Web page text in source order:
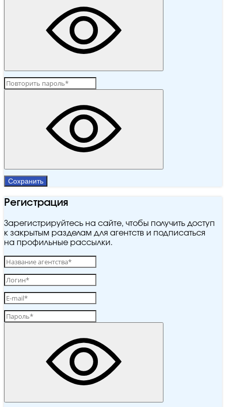
Сохранить
Регистрация
Зарегистрируйтесь на сайте, чтобы получить доступ
к закрытым разделам для агентств и подписаться
на профильные рассылки.